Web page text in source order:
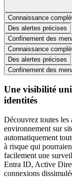
Connaissance
Des alertes précises
Confinement des
Connaissance
Des alertes précises
Confinement des
Une visibilité
identités
Découvrez toutes les
environnement sur
automatiquement
à risque qui
facilement une
Entra ID, Active
connexions